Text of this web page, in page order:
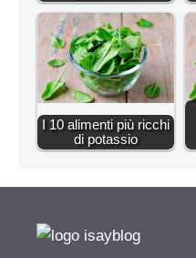
I 10 alimenti più ricchi
di potassio